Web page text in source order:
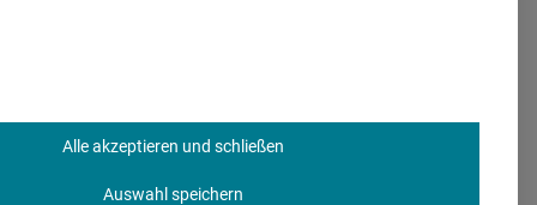
die traditionellen
Gesundheitsmarkt um
allem mobile Dienste
die Digitalisierung
Alle akzeptieren und schließen
Auswahl speichern